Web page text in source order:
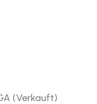
(Verkauft)